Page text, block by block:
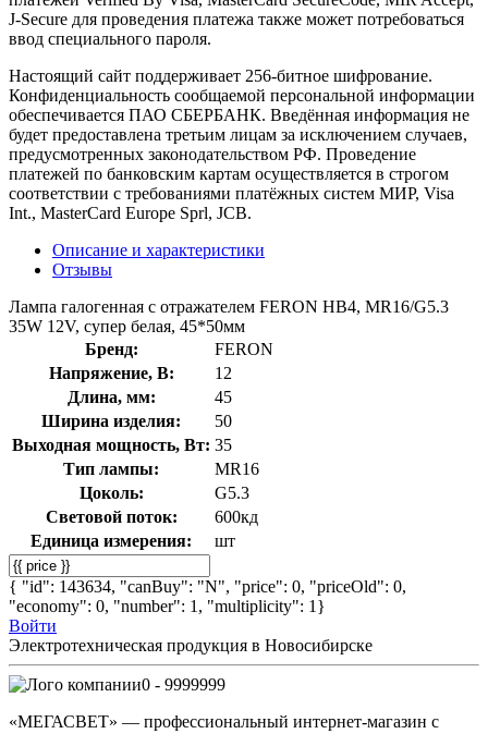
J-Secure для проведения платежа также может потребоваться
ввод специального пароля.
Настоящий сайт поддерживает 256-битное шифрование.
Конфиденциальность сообщаемой персональной информации
обеспечивается ПАО СБЕРБАНК. Введённая информация не
будет предоставлена третьим лицам за исключением случаев,
предусмотренных законодательством РФ. Проведение
платежей по банковским картам осуществляется в строгом
соответствии с требованиями платёжных систем МИР, Visa
Int., MasterCard Europe Sprl, JCB.
Описание и характеристики
Отзывы
Лампа галогенная с отражателем FERON HB4, MR16/G5.3
35W 12V, супер белая, 45*50мм
Бренд:
FERON
Напряжение, В:
12
Длина, мм:
45
Ширина изделия:
50
Выходная мощность, Вт: 35
Тип лампы:
MR16
Цоколь:
G5.3
Световой поток:
600кд
Единица измерения:
шт
{ "id": 143634, "canBuy": "N", "price": 0, "priceOld": 0,
"economy": 0, "number": 1, "multiplicity": 1}
Войти
Электротехническая продукция в Новосибирске
0 - 9999999
«МЕГАСВЕТ» — профессиональный интернет-магазин с